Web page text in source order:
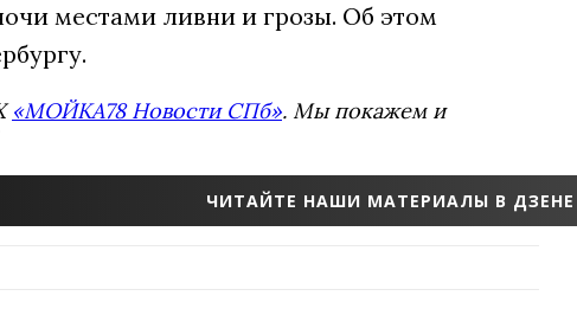
местами ливни и грозы. Об этом
«МОЙКА78 Новости СПб». Мы покажем и
ЧИТАЙТЕ НАШИ МАТЕРИАЛЫ В ДЗЕНЕ